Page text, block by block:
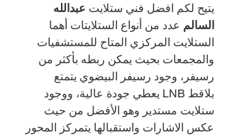
يتيح لكم افضل فني ستلايت عبدالله
السالم عدد من أنواع الستلايتات أهما
الستلايت المركزي المتاح للمستشفيات
والمجمعات بحيث يمكن ربطه بأكثر من
رسيفر، وجود رسيفر البيضوي يتمتع
بلاقط LNB يعطي جودة عالية، ووجود
ستلايت مستدير وهو الأفضل من حيث
عكس الاشارات واستقبالها يتمركز المحور